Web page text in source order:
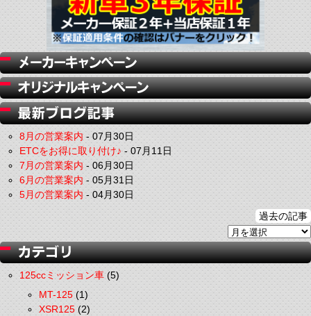
8月の営業案内-07月30日
ETCをお得に取り付け♪-07月11日
7月の営業案内-06月30日
6月の営業案内-05月31日
5月の営業案内-04月30日
過去の記事
125ccミッション車(5)
MT-125(1)
XSR125(2)